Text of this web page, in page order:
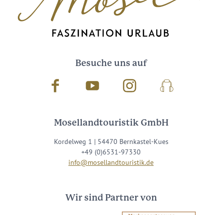
Besuche uns auf
Facebook Youtube InstagramPodcast
Mosellandtouristik GmbH
Kordelweg 1 | 54470 Bernkastel-Kues
+49 (0)6531-97330
info@mosellandtouristik.de
Wir sind Partner von